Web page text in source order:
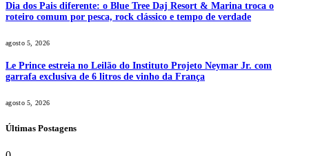
Dia dos Pais diferente: o Blue Tree Daj Resort & Marina troca o
roteiro comum por pesca, rock clássico e tempo de verdade
agosto 5, 2026
Le Prince estreia no Leilão do Instituto Projeto Neymar Jr. com
garrafa exclusiva de 6 litros de vinho da França
agosto 5, 2026
Últimas Postagens